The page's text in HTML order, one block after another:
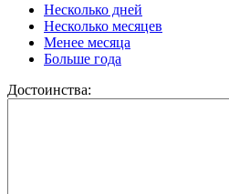
Несколько дней
Несколько месяцев
Менее месяца
Больше года
Достоинства: